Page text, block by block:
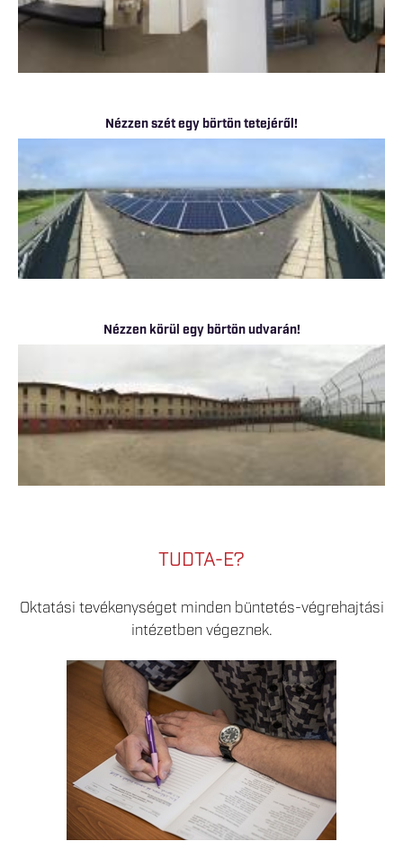
Nézzen szét egy börtön tetejéről!
Nézzen körül egy börtön udvarán!
TUDTA-E?
Oktatási tevékenységet minden büntetés-végrehajtási
intézetben végeznek.